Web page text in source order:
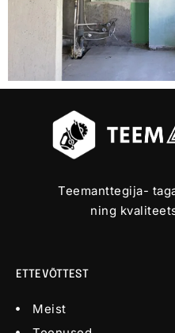
Teemanttegija-
ning
ETTEVÕTTEST
Meist